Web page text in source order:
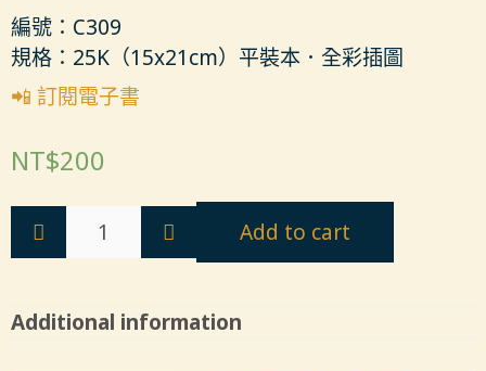
編號：C309
規格：25K（15x21cm）平裝本．全彩插圖
📲 訂閱電子書
NT$200
Add to cart
Additional information